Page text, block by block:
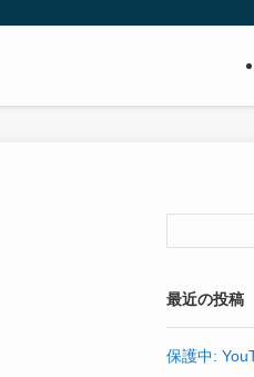
最近の投稿
保護中: